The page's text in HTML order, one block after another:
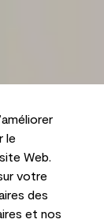
le
Web.
votre
des
et nos